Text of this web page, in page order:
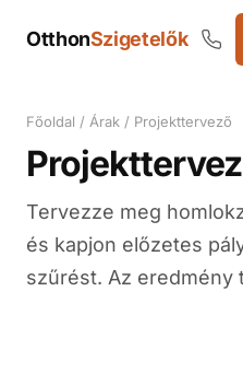
OtthonSzigetelők
Szigetelők
Főoldal / Árak / Projekttervező
Tervezze meg
és kapjon előzetes
szűrést. Az eredmény